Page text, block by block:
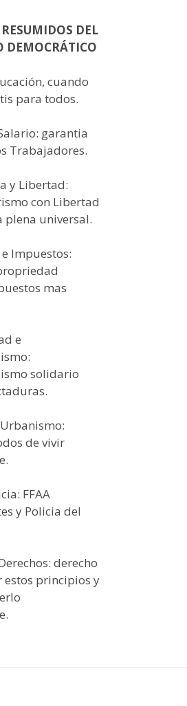
DEL
DEMOCRÁTICO
cuando
para todos.
garantia
Trabajadores.
y Libertad:
con Libertad
plena universal.
Impuestos:
mas
e
solidario
de vivir
FFAA
y Policia del
derecho
principios y